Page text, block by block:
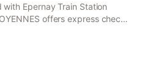
Epernay Train Station
offers express check-
a seasonal outdoor